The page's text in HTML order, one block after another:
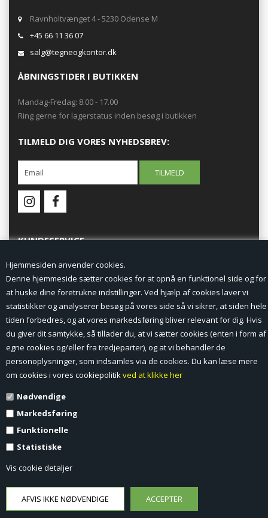
Hjemmesiden anvender cookies.
Denne hjemmeside sætter cookies for at opnå en funktionel side og for
at huske dine foretrukne indstillinger. Ved hjælp af cookies laver vi
statistikker og analyserer besøg på vores side så vi sikrer, at siden hele
tiden forbedres, og at vores markedsføring bliver relevant for dig. Hvis
du giver dit samtykke, så tillader du, at vi sætter cookies (enten i form af
egne cookies og/eller fra tredjeparter), og at vi behandler de
personoplysninger, som indsamles via de cookies. Du kan læse mere
om cookies i vores cookiepolitikved at klikke her
Nødvendige
Markedsføring
Funktionelle
Statistiske
Vis cookie detaljer
Ravnholtvænget 4 - 5230 Odense M
+45 66 11 36 07
salg@tegneogkontor.dk
ÅBNINGSTIDER I BUTIKKEN
Mandag-Fredag: 8.00 - 17.00
Ring gerne for lagerstatus inden besøg i butikken
TILMELD DIG VORES NYHEDSBREV:
KUNDESERVICE
Forside
Min Konto
Nyheder
Vilkår og betingelser
Profil
Erhverv log ind (B2B)
Kontakt
Favorit
Fortrydelsesformular